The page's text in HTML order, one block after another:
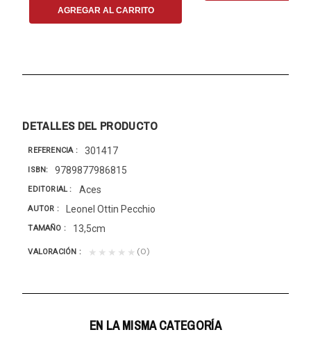
AGREGAR AL CARRITO
DETALLES DEL PRODUCTO
REFERENCIA 301417
ISBN 9789877986815
EDITORIAL Aces
AUTOR Leonel Ottin Pecchio
TAMAÑO 13,5cm
VALORACIÓN ★★★★★ (0)
EN LA MISMA CATEGORÍA